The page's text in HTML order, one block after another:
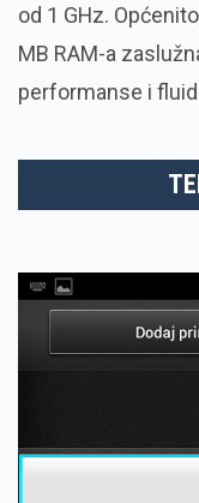
od 1 GHz.
MB RAM-a
performanse i